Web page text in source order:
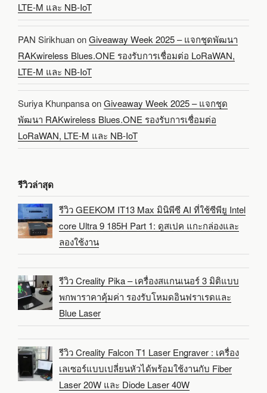
LTE-M และ NB-IoT
PAN SirikhuanonGiveaway Week 2025 – แจกชุดพัฒนา
RAKwireless Blues.ONE รองรับการเชื่อมต่อ LoRaWAN,
LTE-M และ NB-IoT
Suriya KhunpansaonGiveaway Week 2025 – แจกชุด
พัฒนา RAKwireless Blues.ONE รองรับการเชื่อมต่อ
LoRaWAN, LTE-M และ NB-IoT
รีวิวล่าสุด
รีวิว GEEKOM IT13 Max มินิพีซี AI ที่ใช้ซีพียู Intel
core Ultra 9 185H Part 1: ดูสเปค แกะกล่องและ
ลองใช้งาน
รีวิว Creality Pika – เครื่องสแกนเนอร์ 3 มิติแบบ
พกพาราคาคุ้มค่า รองรับโหมดอินฟราเรดและ
Blue Laser
รีวิว Creality Falcon T1 Laser Engraver : เครื่อง
เลเซอร์แบบเปลี่ยนหัวได้พร้อมใช้งานกับ Fiber
Laser 20W และ Diode Laser 40W